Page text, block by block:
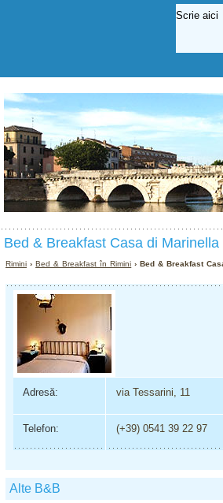
Bed & Breakfast Casa di Marinella
Rimini ›Bed & Breakfast în Rimini › Bed & Breakfast
Adresă: via Tessarini, 11
Telefon: (+39) 0541 39 22 97
Alte B&B